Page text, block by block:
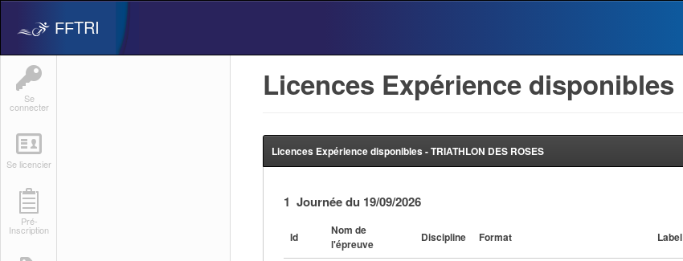
FFTRI
Se
connecter
Se licencier
Pré-
Inscription
Licences Expérience disponibles
Licences Expérience disponibles - TRIATHLON DES ROSES
1 Journée du 19/09/2026
Id
Nom de
l'épreuve
Discipline Format Label